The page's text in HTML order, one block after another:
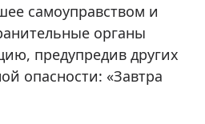
самоуправством и
органы
предупредив других
опасности: «Завтра